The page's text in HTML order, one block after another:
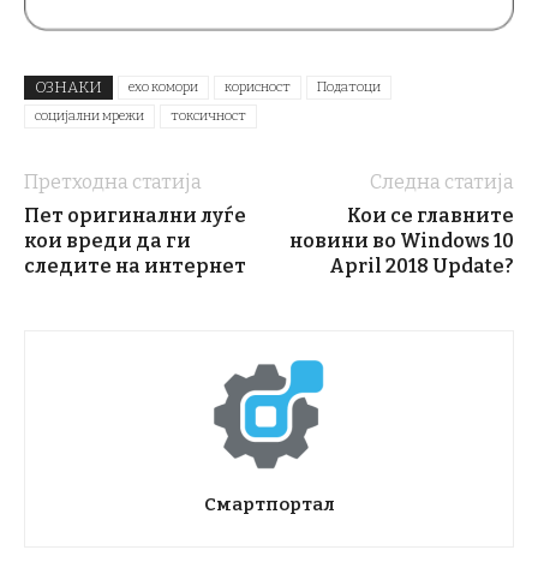
ОЗНАКИ ехо комори корисност
Податоци
социјални мрежи
токсичност
Претходна статија
Пет оригинални луѓе
кои вреди да ги
следите на интернет
Следна статија
Кои се главните
новини во Windows 10
April 2018 Update?
Смартпортал